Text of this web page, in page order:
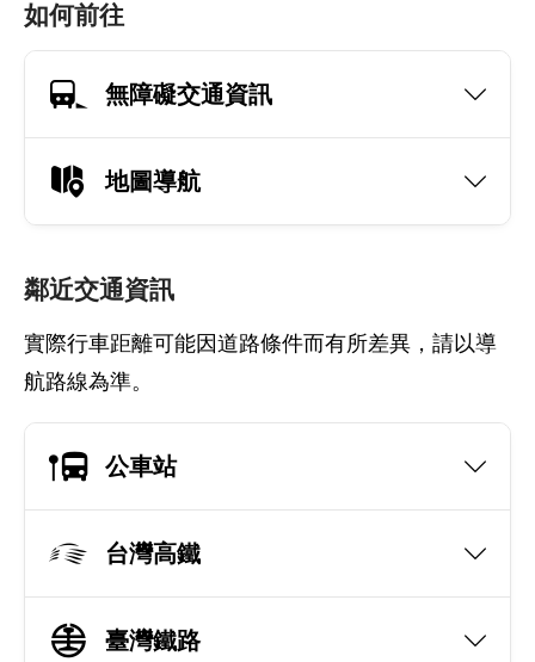
如何前往
無障礙交通資訊
地圖導航
鄰近交通資訊
實際行車距離可能因道路條件而有所差異，請以導
航路線為準。
公車站
台灣高鐵
臺灣鐵路